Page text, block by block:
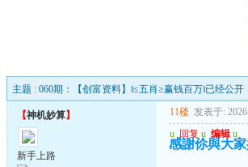
主题 : 060期：【创富资料】‖≤五肖≥赢钱百万‖已经公开
【神机妙算】
新手上路
11楼 发表于:
u 回复 u 编辑 u
感謝伱與大